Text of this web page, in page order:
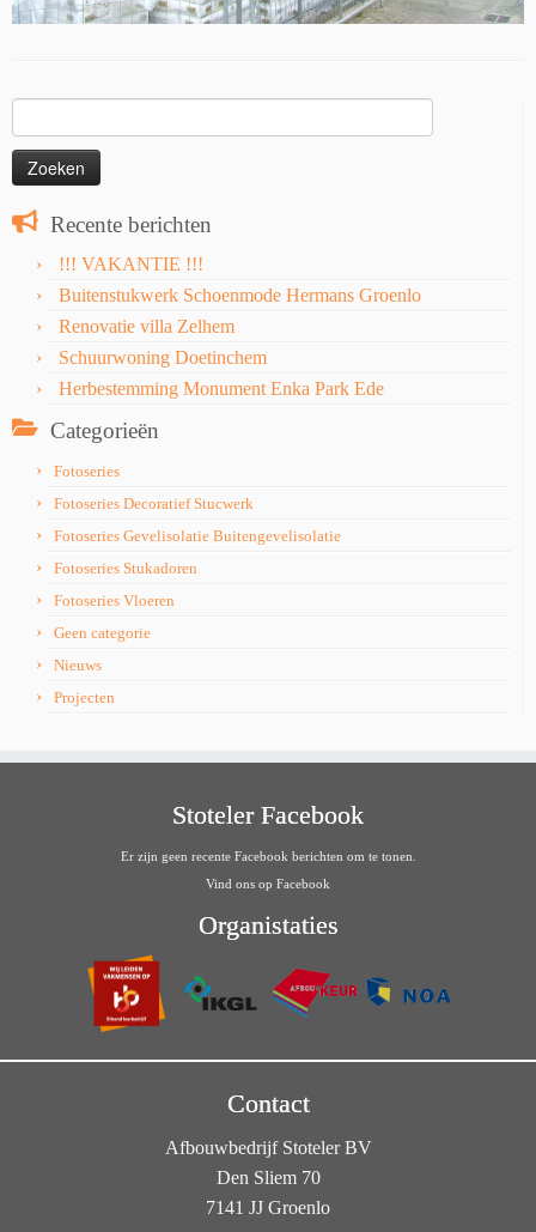
naar:
Recente berichten
!!! VAKANTIE !!!
Buitenstukwerk Schoenmode Hermans Groenlo
Renovatie villa Zelhem
Schuurwoning Doetinchem
Herbestemming Monument Enka Park Ede
Categorieën
Fotoseries
Fotoseries Decoratief Stucwerk
Fotoseries Gevelisolatie Buitengevelisolatie
Fotoseries Stukadoren
Fotoseries Vloeren
Geen categorie
Nieuws
Projecten
Stoteler Facebook
Er zijn geen recente Facebook berichten om te tonen.
Vind ons op Facebook
Organistaties
Contact
Afbouwbedrijf Stoteler BV
Den Sliem 70
7141 JJ Groenlo